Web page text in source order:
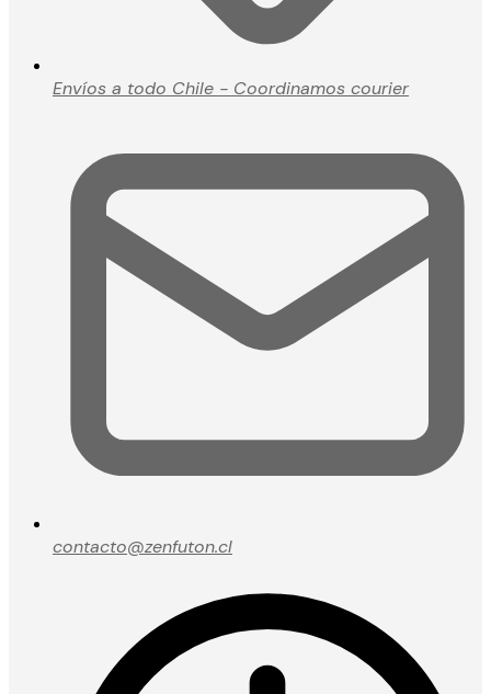
Envíos a todo Chile - Coordinamos courier
contacto@zenfuton.cl